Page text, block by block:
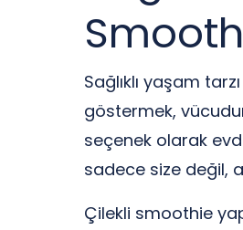
Sağlıklı yaşam
göstermek,
seçenek olarak
sadece size değil,
Çilekli smoothie